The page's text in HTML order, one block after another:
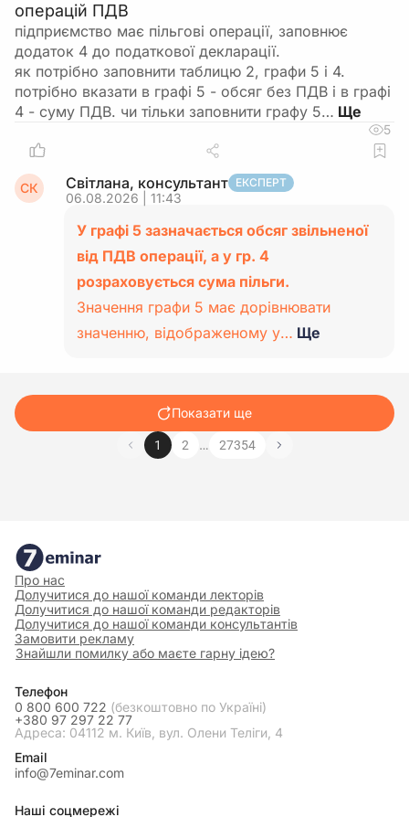
операцій ПДВ
підприємство має пільгові операції, заповнює
додаток 4 до податкової декларації.
як потрібно заповнити таблицю 2, графи 5 і 4.
потрібно вказати в графі 5 - обсяг без ПДВ і в графі
4 - суму ПДВ. чи тільки заповнити графу 5…
5
СК Світлана, консультант ЕКСПЕРТ
06.08.2026 | 11:43
У графі 5 зазначається обсяг звільненої
від ПДВ операції, а у гр. 4
розраховується сума пільги.
Значення графи 5 має дорівнювати
значенню, відображеному у… Ще
Показати ще
1 2 … 27354
Про нас
Долучитися до нашої команди лекторів
Долучитися до нашої команди редакторів
Долучитися до нашої команди консультантів
Замовити рекламу
Знайшли помилку або маєте гарну ідею?
Телефон
0 800 600 722 (безкоштовно по Україні)
+380 97 297 22 77
Адреса: 04112 м. Київ, вул. Олени Теліги, 4
Email
info@7eminar.com
Наші соцмережі